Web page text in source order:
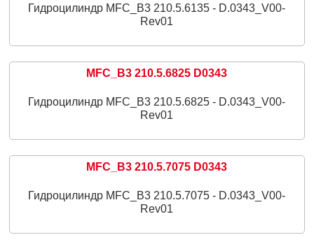
Гидроцилиндр MFC_B3 210.5.6135 - D.0343_V00-
Rev01
MFC_B3 210.5.6825 D0343
Гидроцилиндр MFC_B3 210.5.6825 - D.0343_V00-
Rev01
MFC_B3 210.5.7075 D0343
Гидроцилиндр MFC_B3 210.5.7075 - D.0343_V00-
Rev01